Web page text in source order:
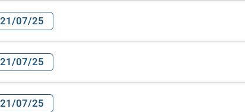
21/07/25
21/07/25
21/07/25